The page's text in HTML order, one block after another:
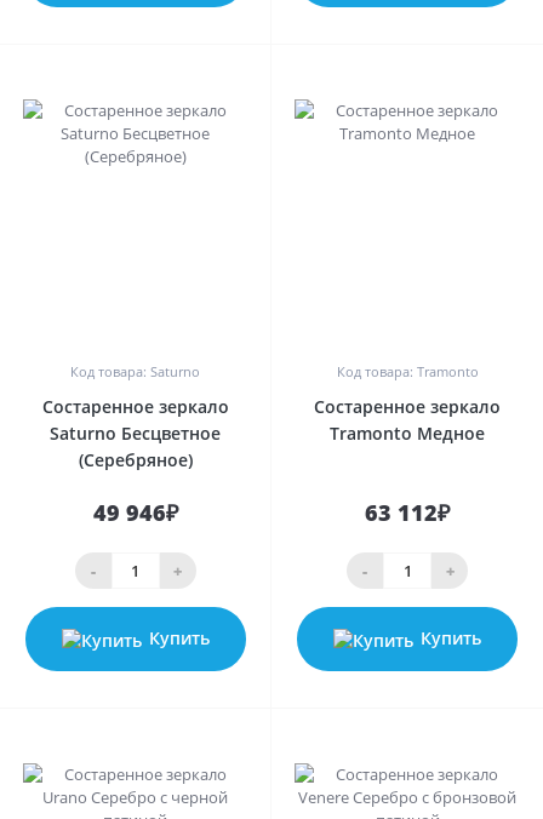
Код товара: Saturno
Состаренное зеркало
Saturno Бесцветное
(Серебряное)
49 946₽
- +
Купить
Код товара: Tramonto
Состаренное зеркало
Tramonto Медное
63 112₽
- +
Купить